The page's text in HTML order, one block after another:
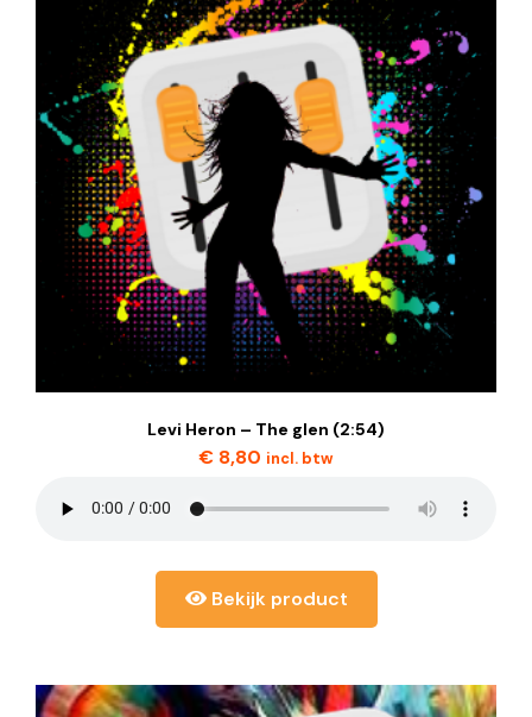
Levi Heron – The glen (2:54)
€ 8,80 incl. btw
Bekijk product